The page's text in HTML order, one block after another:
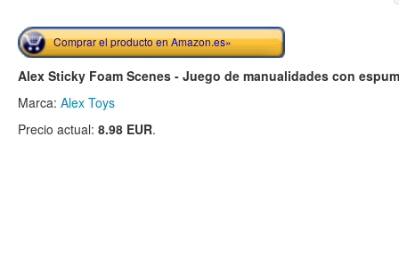
Comprar el producto en Amazon.es»
Alex Sticky Foam Scenes - Juego de manualidades con
Marca: Alex Toys
Precio actual: 8.98 EUR.